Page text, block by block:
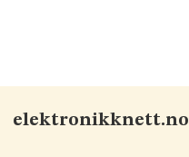
elektronikknett.no